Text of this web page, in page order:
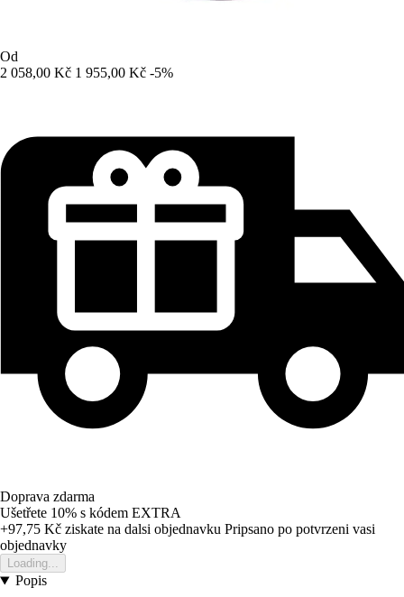
Od
2 058,00 Kč 1 955,00 Kč -5%
Doprava zdarma
Ušetřete 10% s kódem EXTRA
+97,75 Kč ziskate na dalsi objednavku Pripsano po potvrzeni vasi
objednavky
Loading...
Popis